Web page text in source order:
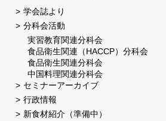
学会誌より
分科会活動
実習教育関連分科会
食品衛生関連（HACCP）分科会
食品衛生関連分科会
中国料理関連分科会
セミナーアーカイブ
行政情報
新食材紹介（準備中）